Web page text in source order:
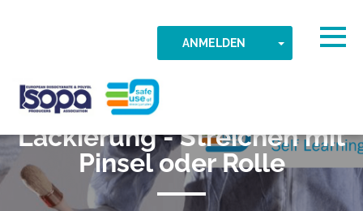
ANMELDEN TOGGLE
ISOPA-AISBL023 Professionelle
Lackierung - Streichen mit
Pinsel oder Rolle